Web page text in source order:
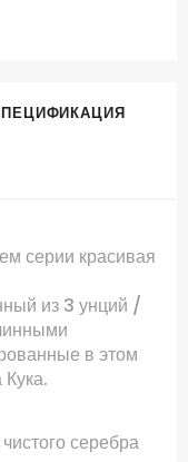
серии красивая
из 3 унций /
в этом
Кука.
чистого серебра